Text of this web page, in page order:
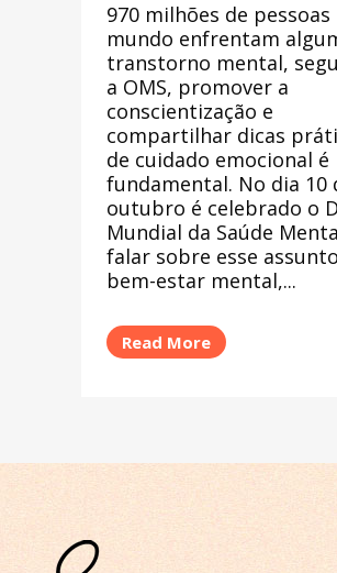
970 milhões de pessoas
mundo enfrentam
transtorno mental,
a OMS, promover a
conscientização e
compartilhar dicas
de cuidado emocional é
fundamental. No dia 10
outubro é celebrado o
Mundial da Saúde
falar sobre esse
bem-estar mental,...
Read More